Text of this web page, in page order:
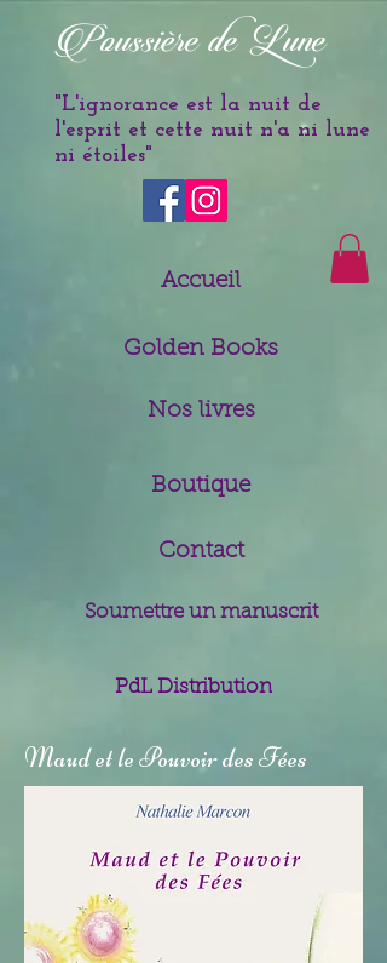
Poussière de Lune
"L'ignorance est la nuit de
l'esprit et cette nuit n'a ni lune
ni étoiles"
Accueil
Golden Books
Nos livres
Boutique
Contact
Soumettre un manuscrit
PdL Distribution
Maud et le Pouvoir des Fées